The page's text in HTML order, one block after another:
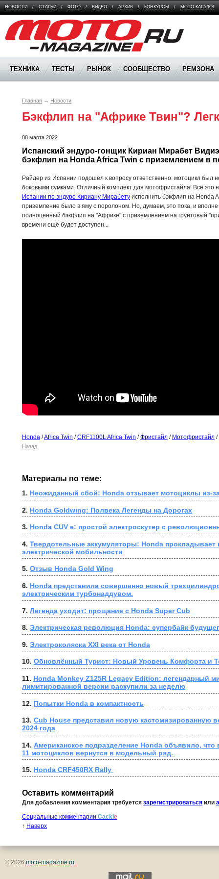
НОВОСТИ / СТАТЬИ / ФОТО / ВИДЕО / АРХИВ / КОНКУРСЫ / МОТО КАТАЛОГ
Moto Magazine
ТЕХНИКА ТЕСТЫ РЫНОК СООБЩЕСТВО РЕМЗОНА
Главная → Новости
Бэкфлип на "Африке Твин"?
08 марта 2022
Испанский эндуро-гонщик Кириан Мирабет
бэкфлип на Honda Africa Twin с приземлением в
Райдер из Испании подошёл к вопросу ответственно: мотоцикл был
боковыми сумками. Отличный комплект для мотофристайла! Всё
Испании по эндуро Кириану Мирабету исполнить бэкфлип на Honda
приземление было в яму с поролоном. Но, думаем, это пока, и
полноценный бэкфлип на "Африке" с приземлением на грунтовый
времени ещё будет доступен...
Honda /Africa Twin /CRF1100L Africa Twin /Фристайл / Мотофристайл /
Назад
Материалы по теме:
1. Неожиданный сбой: Honda отзывает мотоциклы из-
2. Honda Goldwing: Полвека Легенды на Дорогах
3. Honda CUV e: простой электроскутер с
4. Твердотельные аккумуляторы: Honda прокладывает
электрической мобильности
5. Отзыв Honda Gold Wing
6. Honda представила совершенно новый
электрическим турбонаддувом.
7. Легенда уходит: прощание с Honda Super Cub
8. Электрическая революция Honda: супербайк
9. Электроколяска XXI века от Honda
10. Обновлённый Турист: Новый Уровень Комфорта и
11. Honda Monkey Z125R Legacy Edition: легендарный
лимитированной версии раскупили за неделю
12. Попытки Honda в компактность
13. Cub House представил новую кастомизированную
2024 года
14. Американское подразделение Honda объявило, что
11 мотоциклов вернутся в модельный ряд.
15. Honda CRF450RX Rally
Оставить комментарий
Для добавления комментария требуется зарегистрироваться или
Социальные комментарии Cackl e
↑ Наверх
© 2026 moto-magazine.ru.